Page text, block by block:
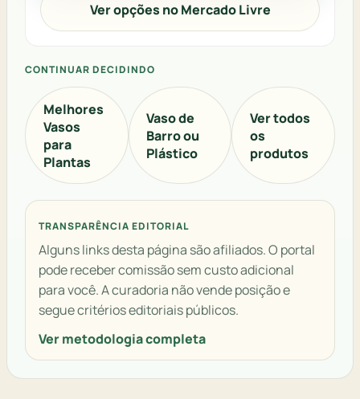
Ver opções no Mercado Livre
CONTINUAR DECIDINDO
Melhores
Vasos
para
Plantas
Vaso de
Barro ou
Plástico
Ver todos
os
produtos
TRANSPARÊNCIA EDITORIAL
Alguns links desta página são afiliados. O portal
pode receber comissão sem custo adicional
para você. A curadoria não vende posição e
segue critérios editoriais públicos.
Ver metodologia completa